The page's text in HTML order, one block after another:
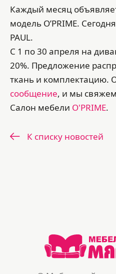
Каждый месяц
модель O’PRIME.
PAUL.
С 1 по 30 апреля на
20%. Предложение
ткань и комплектацию.
сообщение, и мы
Салон мебели O'PRIME.
К списку новостей